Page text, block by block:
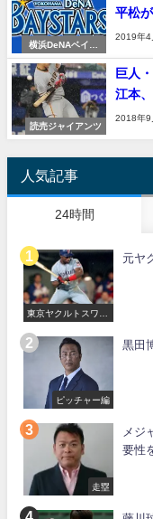
横浜DeNAベイス
ターズ
平松
2019年4
読売ジャイアンツ
巨人
江本
2018年9
人気記事
24時間
東京ヤクルトスワロ
元ヤ
ピッチャー編
黒田
走塁
メジ
要性